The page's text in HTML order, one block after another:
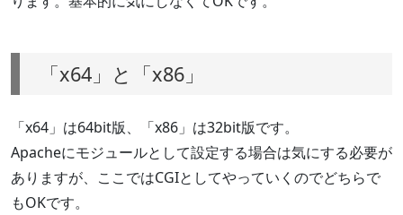
「x64」と「x86」
「x64」は64bit版、「x86」は32bit版です。
Apacheにモジュールとして設定する場合は気にする必要が
ありますが、ここではCGIとしてやっていくのでどちらで
もOKです。